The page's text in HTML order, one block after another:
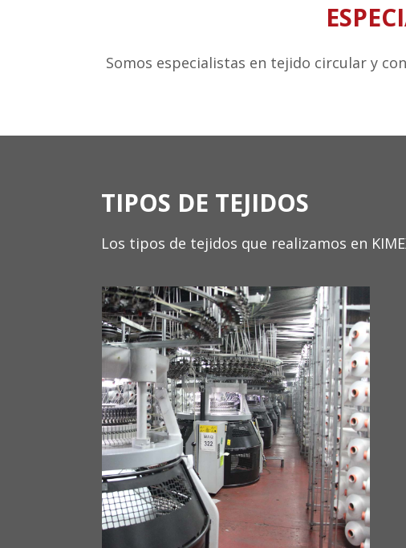
Somos especialistas en tejido circular y
TIPOS DE TEJIDOS
Los tipos de tejidos que realizamos en